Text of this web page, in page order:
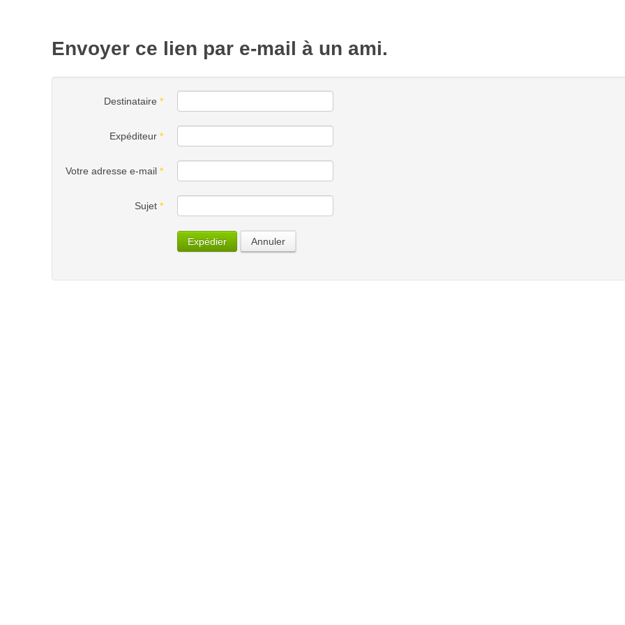
Envoyer ce lien par e-mail à un ami.
Destinataire *
Expéditeur *
Votre adresse e-mail *
Sujet *
Expédier Annuler